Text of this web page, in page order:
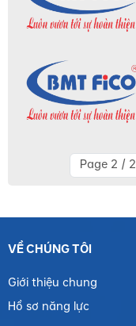
Page 2 / 2
VỀ CHÚNG TÔI
Giới thiệu chung
Hồ sơ năng lực